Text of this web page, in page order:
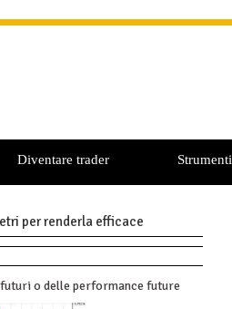
Diventare trader Strumenti
per renderla efficace
o delle performance future